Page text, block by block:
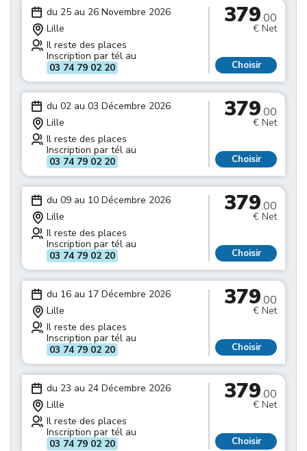
du 25 au 26 Novembre 2026
Lille
Il reste des places
Inscription par tél au
03 74 79 02 20
379.00
€ Net
Choisir
du 02 au 03 Décembre 2026
Lille
Il reste des places
Inscription par tél au
03 74 79 02 20
379.00
€ Net
Choisir
du 09 au 10 Décembre 2026
Lille
Il reste des places
Inscription par tél au
03 74 79 02 20
379.00
€ Net
Choisir
du 16 au 17 Décembre 2026
Lille
Il reste des places
Inscription par tél au
03 74 79 02 20
379.00
€ Net
Choisir
du 23 au 24 Décembre 2026
Lille
Il reste des places
Inscription par tél au
03 74 79 02 20
379.00
€ Net
Choisir